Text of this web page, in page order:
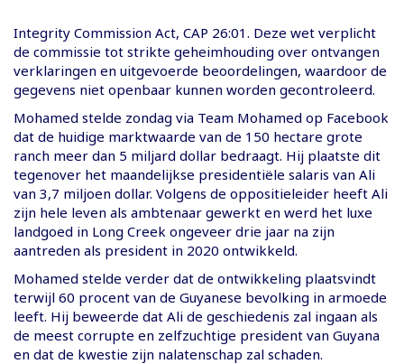
Integrity Commission Act, CAP 26:01. Deze wet verplicht
de commissie tot strikte geheimhouding over ontvangen
verklaringen en uitgevoerde beoordelingen, waardoor de
gegevens niet openbaar kunnen worden gecontroleerd.
Mohamed stelde zondag via Team Mohamed op Facebook
dat de huidige marktwaarde van de 150 hectare grote
ranch meer dan 5 miljard dollar bedraagt. Hij plaatste dit
tegenover het maandelijkse presidentiële salaris van Ali
van 3,7 miljoen dollar. Volgens de oppositieleider heeft Ali
zijn hele leven als ambtenaar gewerkt en werd het luxe
landgoed in Long Creek ongeveer drie jaar na zijn
aantreden als president in 2020 ontwikkeld.
Mohamed stelde verder dat de ontwikkeling plaatsvindt
terwijl 60 procent van de Guyanese bevolking in armoede
leeft. Hij beweerde dat Ali de geschiedenis zal ingaan als
de meest corrupte en zelfzuchtige president van Guyana
en dat de kwestie zijn nalatenschap zal schaden.